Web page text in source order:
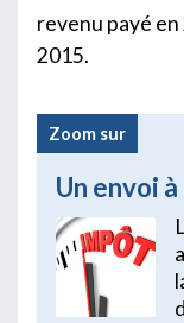
revenu payé en
2015.
Zoom sur
Un envoi